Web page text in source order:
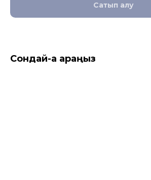
Сатып алу
Сондай-ақ қараңыз